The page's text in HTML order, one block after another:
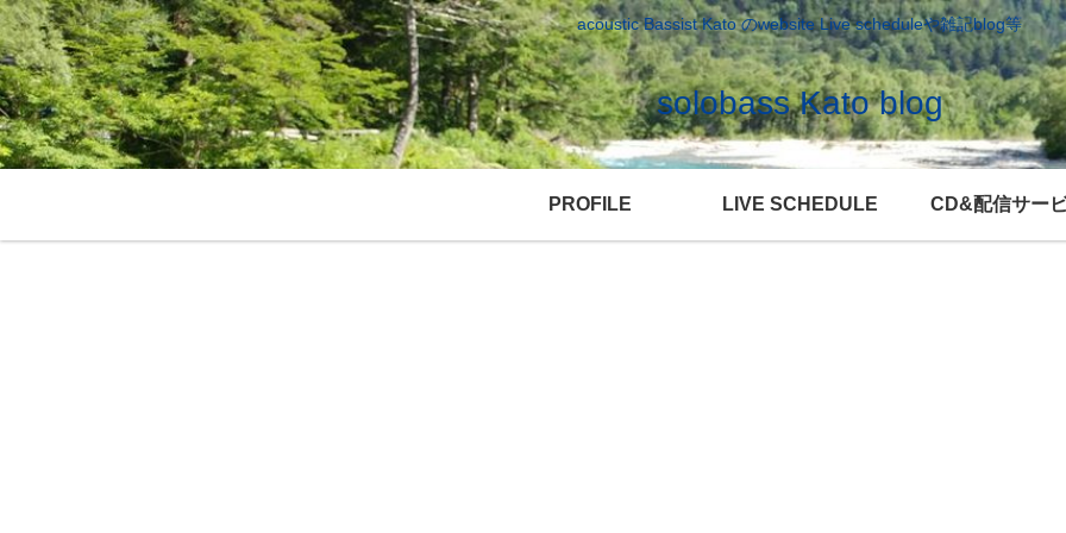
acoustic Bassist Kato のwebsite Live scheduleや雑記blog等
solobass Kato blog
PROFILE LIVE SCHEDULE CD&配信サー